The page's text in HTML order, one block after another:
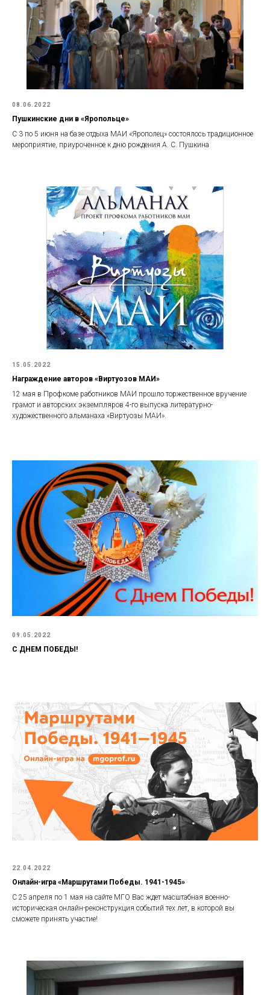
08.06.2022
Пушкинские дни в «Яропольце»
С 3 по 5 июня на базе отдыха МАИ «Ярополец» состоялось традиционное
мероприятие, приуроченное к дню рождения А. С. Пушкина
15.05.2022
Награждение авторов «Виртуозов МАИ»
12 мая в Профкоме работников МАИ прошло торжественное вручение
грамот и авторских экземпляров 4-го выпуска литературно-
художественного альманаха «Виртуозы МАИ».
09.05.2022
С ДНЕМ ПОБЕДЫ!
22.04.2022
Онлайн-игра «Маршрутами Победы. 1941-1945»
С 25 апреля по 1 мая на сайте МГО Вас ждет масштабная военно-
историческая онлайн-реконструкция событий тех лет, в которой вы
сможете принять участие!